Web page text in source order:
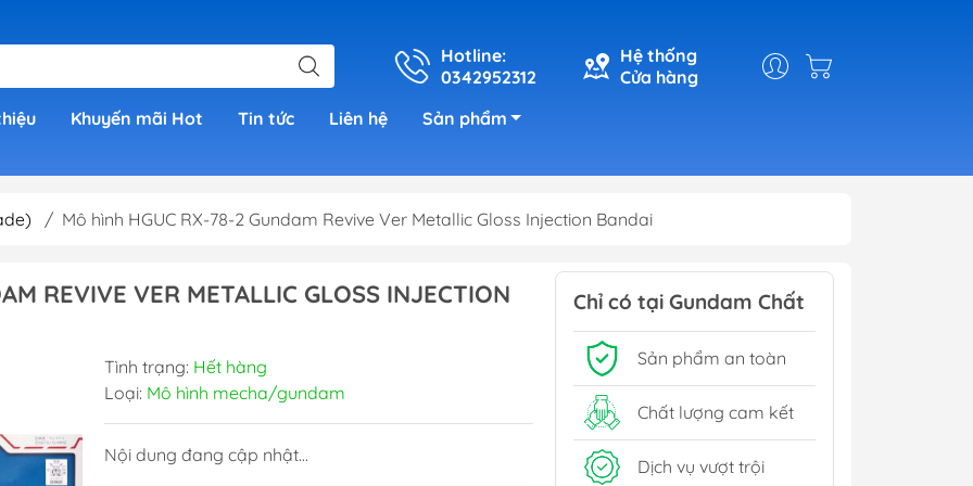
Hotline:
0342952312
Hệ thống
Cửa hàng
Khuyến mãi Hot Tin tức Liên hệ Sản phẩm
/ Mô hình HGUC RX-78-2 Gundam Revive Ver Metallic Gloss Injection Bandai
REVIVE VER METALLIC GLOSS INJECTION
Tình trạng: Hết hàng
Loại: Mô hình mecha/gundam
Nội dung đang cập nhật...
Chỉ có tại Gundam Chất
Sản phẩm an toàn
Chất lượng cam kết
Dịch vụ vượt trội